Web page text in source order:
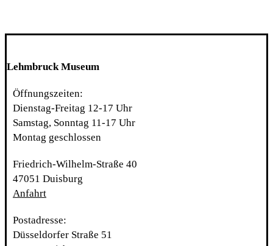
Lehmbruck Museum
Öffnungszeiten:
Dienstag-Freitag 12-17 Uhr
Samstag, Sonntag 11-17 Uhr
Montag geschlossen
Friedrich-Wilhelm-Straße 40
47051 Duisburg
Anfahrt
Postadresse:
Düsseldorfer Straße 51